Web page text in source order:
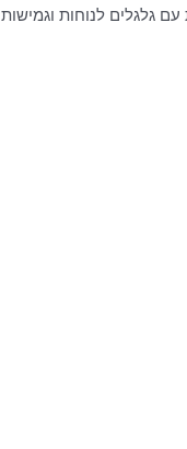
גלגלים לנוחות וגמישות